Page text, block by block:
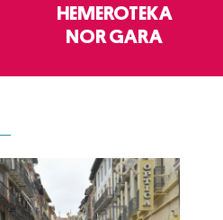
HEMEROTEKA
NOR GARA